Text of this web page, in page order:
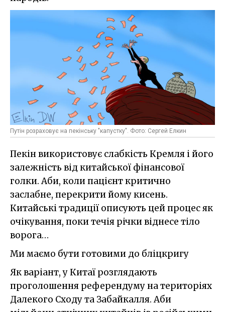
Путін розраховує на пекінську "капустку". Фото: Сергей Елкин
Пекін використовує слабкість Кремля і його
залежність від китайської фінансової
голки. Аби, коли пацієнт критично
заслабне, перекрити йому кисень.
Китайські традиції описують цей процес як
очікування, поки течія річки віднесе тіло
ворога…
Ми маємо бути готовими до бліцкригу
Як варіант, у Китаї розглядають
проголошення референдуму на територіях
Далекого Сходу та Забайкалля. Аби